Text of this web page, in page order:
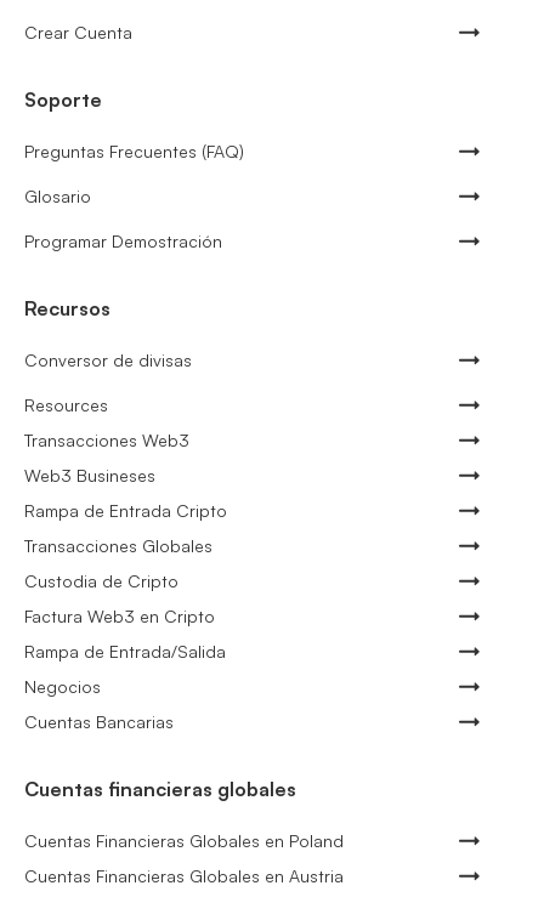
Crear Cuenta
Soporte
Preguntas Frecuentes (FAQ)
Glosario
Programar Demostración
Recursos
Conversor de divisas
Resources
Transacciones Web3
Web3 Busineses
Rampa de Entrada Cripto
Transacciones Globales
Custodia de Cripto
Factura Web3 en Cripto
Rampa de Entrada/Salida
Negocios
Cuentas Bancarias
Cuentas financieras globales
Cuentas Financieras Globales en Poland
Cuentas Financieras Globales en Austria